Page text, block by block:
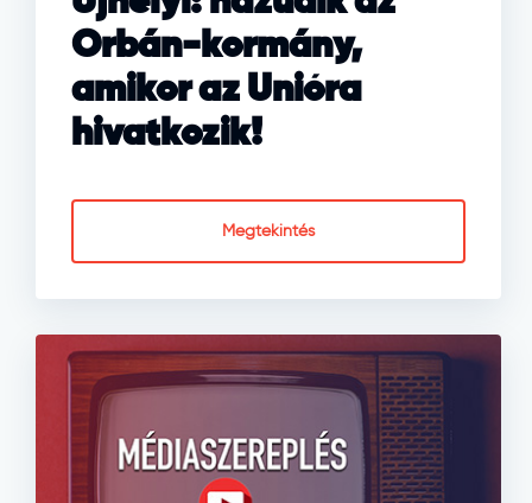
Orbán-kormány,
amikor az Unióra
hivatkozik!
Megtekintés